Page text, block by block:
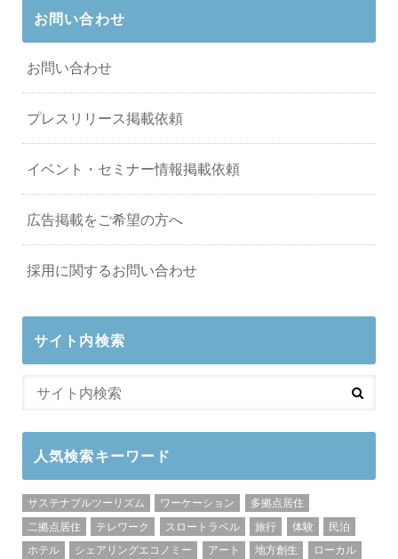
お問い合わせ
お問い合わせ
プレスリリース掲載依頼
イベント・セミナー情報掲載依頼
広告掲載をご希望の方へ
採用に関するお問い合わせ
サイト内検索
人気検索キーワード
サステナブルツーリズム ワーケーション
多拠点居住
二拠点居住
テレワーク スロートラベル 旅行 体験
民泊
ホテル
シェアリングエコノミー アート 地方創生
ローカル